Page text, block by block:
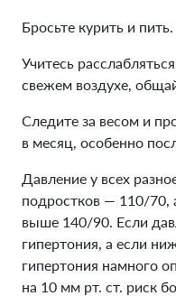
Бросьте курить и пить.
Учитесь
свежем воздухе,
Следите за весом и
в месяц, особенно
Давление у всех
подростков — 110/70,
выше 140/90. Если
гипертония, а если
гипертония намного
на 10 мм рт. ст. риск